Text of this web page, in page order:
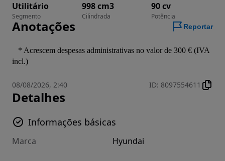
Utilitário
Segmento
998 cm3
Cilindrada
90 cv
Potência
Anotações Reportar
incl.)
08/08/2026, 2:40 ID: 8097554611
Detalhes
Informações básicas
Marca Hyundai